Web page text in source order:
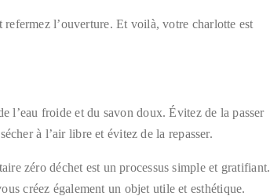
refermez l’ouverture. Et voilà, votre charlotte est
l’eau froide et du savon doux. Évitez de la passer
à l’air libre et évitez de la repasser.
zéro déchet est un processus simple et gratifiant.
créez également un objet utile et esthétique.